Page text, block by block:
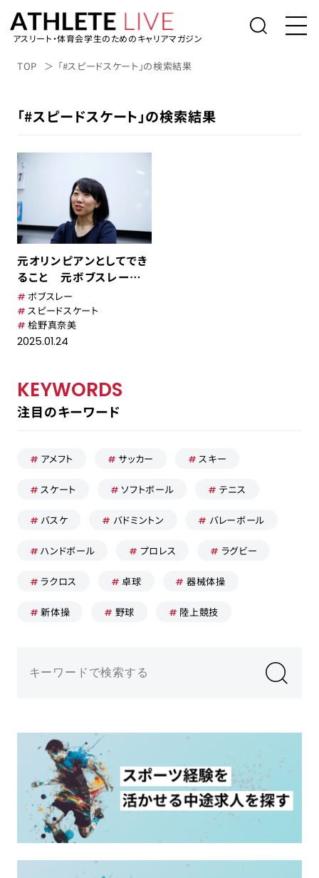
アスリート・体育会学生のためのキャリアマガジン
TOP 「#スピードスケート」の検索結果
「#スピードスケート」の検索結果
元オリンピアンとしてでき
ること 元ボブスレー日
本代表・桧野真奈美
ボブスレー
スピードスケート
桧野真奈美
2025.01.24
KEYWORDS
注目のキーワード
アメフト サッカー スキー
スケート ソフトボール テニス
バスケ バドミントン バレーボール
ハンドボール プロレス ラグビー
ラクロス 卓球 器械体操
新体操 野球 陸上競技
トップ
アスリートライブについて
アスリートのキャリアインタビュー
表彰台の降り方。
アルバイト/業務委託を探す
採用担当の方はこちら
お問い合わせ
運営会社
プライバシーポリシー